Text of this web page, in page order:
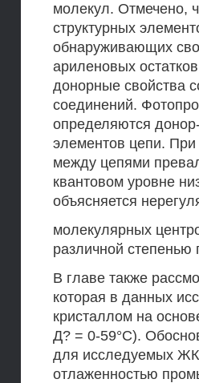
молекул. Отмечено,
структурных
обнаруживающих
ариленовых
донорные свойства
соединений.
определяются
элементов цепи. При
между цепями
квантовом уровне
объясняется
молекулярных
различной степенью
В главе также
которая в данных
кристаллом на
Д? = 0-59°С).
для исследуемых
отлаженностью